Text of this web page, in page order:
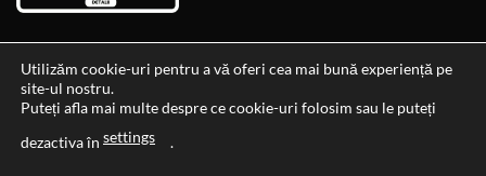
Data si ora ultimei actualizari al stocului si ale preturilor: 29-12-
Utilizăm cookie-uri pentru a vă oferi cea mai bună experiență pe
site-ul nostru.
Puteți afla mai multe despre ce cookie-uri folosim sau le puteți
dezactiva în settings .